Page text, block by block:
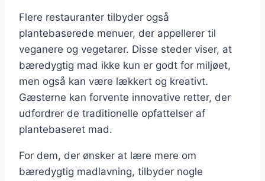
Flere restauranter tilbyder også
plantebaserede menuer, der appellerer til
veganere og vegetarer. Disse steder viser, at
bæredygtig mad ikke kun er godt for miljøet,
men også kan være lækkert og kreativt.
Gæsterne kan forvente innovative retter, der
udfordrer de traditionelle opfattelser af
plantebaseret mad.
For dem, der ønsker at lære mere om
bæredygtig madlavning, tilbyder nogle